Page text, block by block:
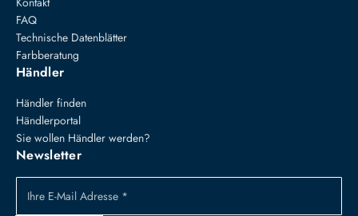
FAQ
Technische Datenblätter
Farbberatung
Händler
Händler finden
Händlerportal
Sie wollen Händler werden?
Newsletter
Ihre E-Mail Adresse *